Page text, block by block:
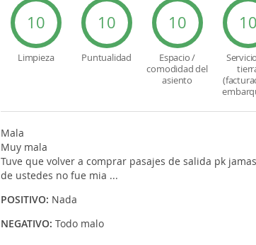
10
Limpieza
10
Puntualidad
10
Espacio /
comodidad del
asiento
10
Mala
Muy mala
Tuve que volver a comprar pasajes de salida pk
de ustedes no fue mia ...
POSITIVO: Nada
NEGATIVO: Todo malo